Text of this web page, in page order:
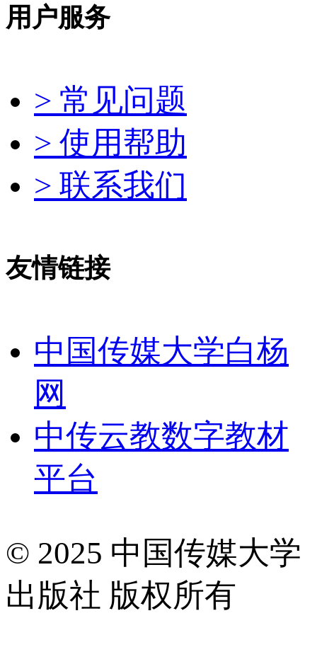
用户服务
> 常见问题
> 使用帮助
> 联系我们
友情链接
中国传媒大学白杨
网
中传云教数字教材
平台
© 2025 中国传媒大学
出版社 版权所有